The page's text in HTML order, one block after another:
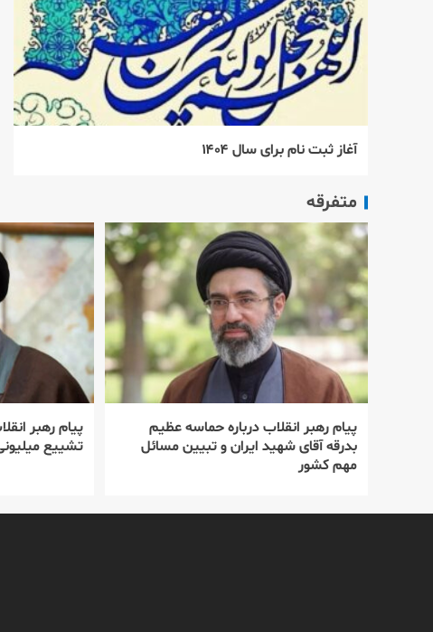
آغاز ثبت نام برای سال ۱۴۰۴
متفرقه
پیام رهبر انقلاب درباره حماسه عظیم
بدرقه آقای شهید ایران و تبیین مسائل
مهم کشور
پیام رهبر
تشییع